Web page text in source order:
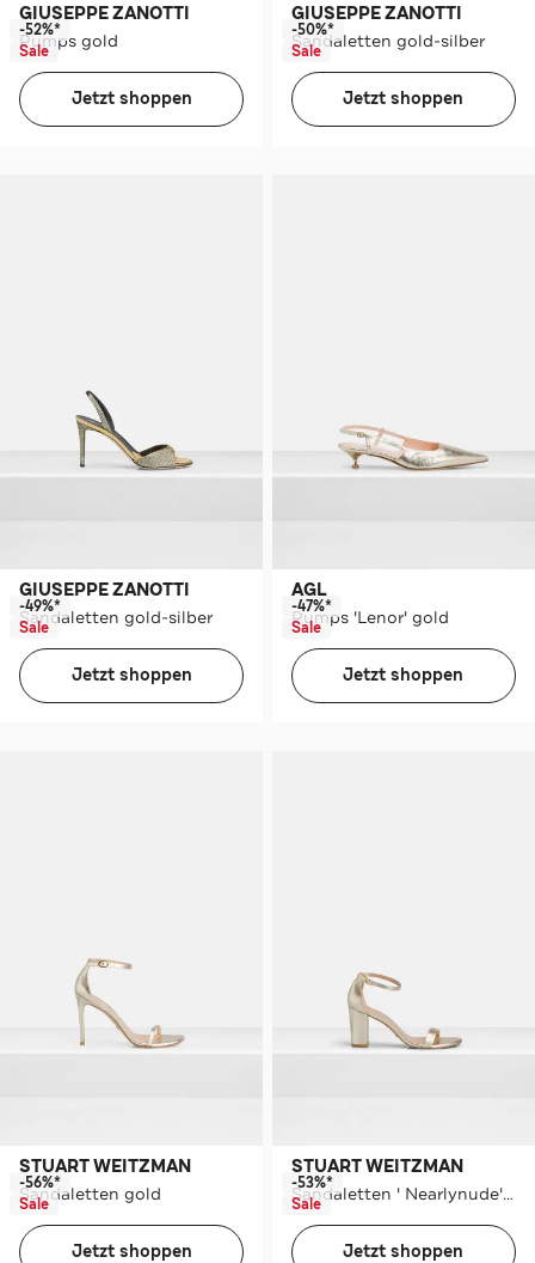
GIUSEPPE ZANOTTI
Pumps gold
-52%*
Sale
Jetzt shoppen
GIUSEPPE ZANOTTI
Sandaletten gold-silber
-50%*
Sale
Jetzt shoppen
GIUSEPPE ZANOTTI
Sandaletten gold-silber
-49%*
Sale
Jetzt shoppen
AGL
Pumps 'Lenor' gold
-47%*
Sale
Jetzt shoppen
STUART WEITZMAN
Sandaletten gold
-56%*
Sale
Jetzt shoppen
STUART WEITZMAN
Sandaletten ' Nearlynude' gold
-53%*
Sale
Jetzt shoppen